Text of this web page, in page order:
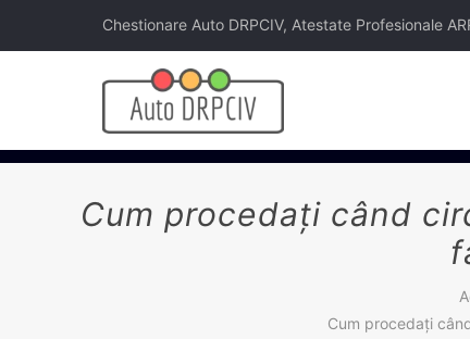
Chestionare Auto DRPCIV, Atestate Profesionale
Cum procedați când
Cum procedați